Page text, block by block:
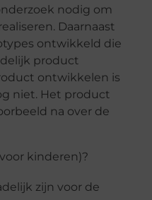
nodig om
Daarnaast
ontwikkeld die
product
ontwikkelen is
niet. Het product
na over de
kinderen)?
zijn voor de